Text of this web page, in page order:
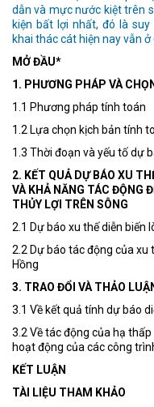
dẫn và mực nước kiệt trên
kiện bất lợi nhất, đó là
khai thác cát hiện nay vẫn
MỞ ĐẦU*
1. PHƯƠNG PHÁP VÀ
1.1 Phương pháp tính toán
1.2 Lựa chọn kịch bản tính
1.3 Thời đoạn và yếu tố dự
2. KẾT QUẢ DỰ BÁO XU
VÀ KHẢ NĂNG TÁC ĐỘNG
THỦY LỢI TRÊN SÔNG
2.1 Dự báo xu thế diễn biến
2.2 Dự báo tác động của xu
Hồng
3. TRAO ĐỔI VÀ THẢO
3.1 Về kết quả tính dự báo
3.2 Về tác động của hạ
hoạt động của các công
KẾT LUẬN
TÀI LIỆU THAM KHẢO